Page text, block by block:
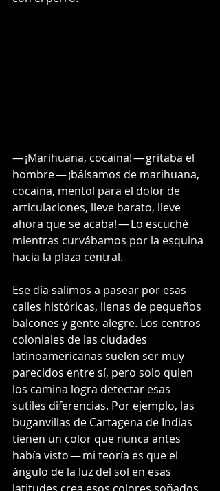
— ¡Marihuana, cocaína! — gritaba el
hombre — ¡bálsamos de marihuana,
cocaína, mentol para el dolor de
articulaciones, lleve barato, lleve
ahora que se acaba! — Lo escuché
mientras curvábamos por la esquina
hacia la plaza central.
Ese día salimos a pasear por esas
calles históricas, llenas de pequeños
balcones y gente alegre. Los centros
coloniales de las ciudades
latinoamericanas suelen ser muy
parecidos entre sí, pero solo quien
los camina logra detectar esas
sutiles diferencias. Por ejemplo, las
buganvillas de Cartagena de Indias
tienen un color que nunca antes
había visto — mi teoría es que el
ángulo de la luz del sol en esas